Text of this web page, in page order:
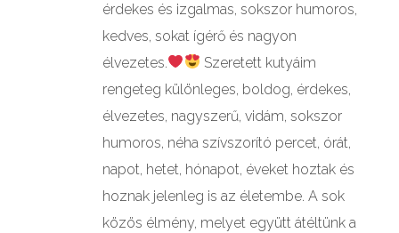
érdekes és izgalmas, sokszor humoros,
kedves, sokat ígérő és nagyon
élvezetes.
Szeretett kutyáim
rengeteg különleges, boldog, érdekes,
élvezetes, nagyszerű, vidám, sokszor
humoros, néha szívszorító percet, órát,
napot, hetet, hónapot, éveket hoztak és
hoznak jelenleg is az életembe. A sok
közös élmény, melyet együtt átéltünk a